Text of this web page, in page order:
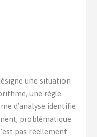
une situation
une règle
d’analyse identifie
problématique
pas réellement.